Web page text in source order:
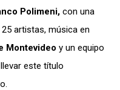
Polimeni, con una
artistas, música en
Montevideo y un equipo
este título